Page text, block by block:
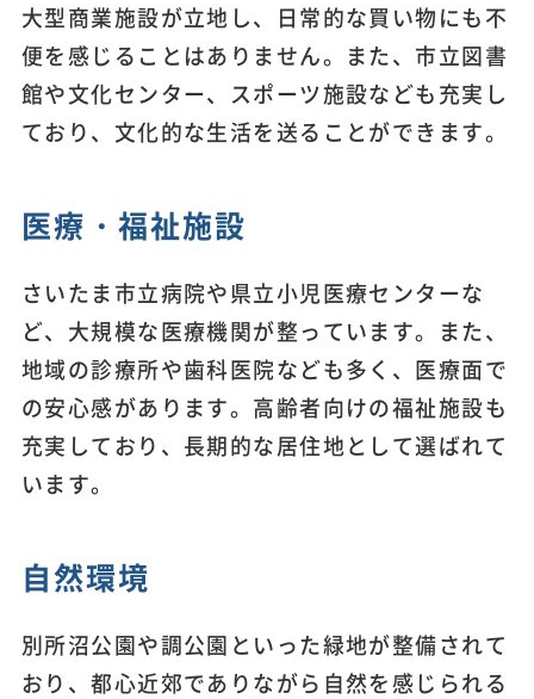
大型商業施設が立地し、日常的な買い物にも不
便を感じることはありません。また、市立図書
館や文化センター、スポーツ施設なども充実し
ており、文化的な生活を送ることができます。
医療・福祉施設
さいたま市立病院や県立小児医療センターな
ど、大規模な医療機関が整っています。また、
地域の診療所や歯科医院なども多く、医療面で
の安心感があります。高齢者向けの福祉施設も
充実しており、長期的な居住地として選ばれて
います。
自然環境
別所沼公園や調公園といった緑地が整備されて
おり、都心近郊でありながら自然を感じられる